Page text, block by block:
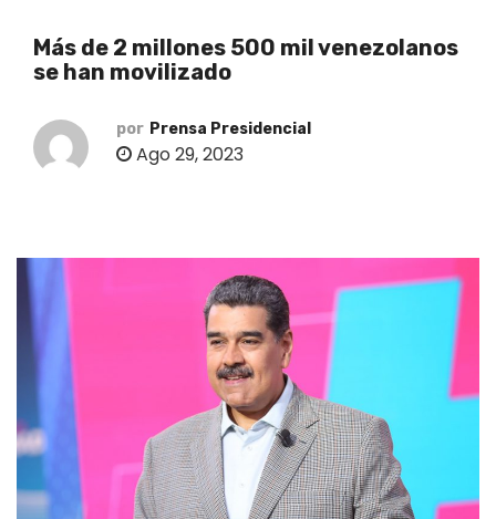
Más de 2 millones 500 mil venezolanos
se han movilizado
por Prensa Presidencial
Ago 29, 2023